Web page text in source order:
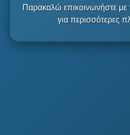
Παρακαλώ επικοινωνήστε με
για περισσότερες